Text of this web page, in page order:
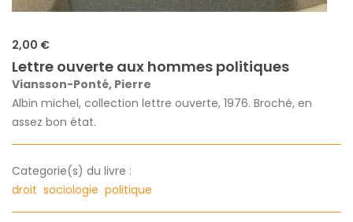
2,00 €
Lettre ouverte aux hommes politiques
Viansson-Ponté, Pierre
Albin michel, collection lettre ouverte, 1976. Broché, en
assez bon état.
Categorie(s) du livre :
droit sociologie politique